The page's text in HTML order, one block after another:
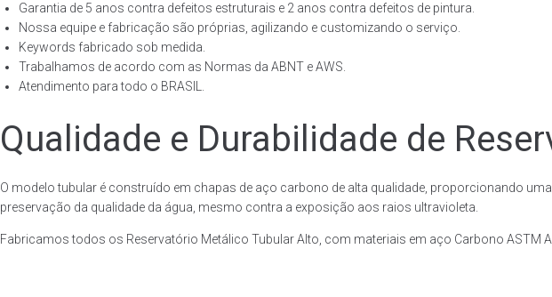
Garantia de 5 anos contra defeitos estruturais e 2 anos contra defeitos de pintura.
Nossa equipe e fabricação são próprias, agilizando e customizando o serviço.
Keywords fabricado sob medida.
Trabalhamos de acordo com as Normas da ABNT e AWS.
Atendimento para todo o BRASIL.
Qualidade e Durabilidade de
O modelo tubular é construído em chapas de aço carbono de alta qualidade, proporcionando
preservação da qualidade da água, mesmo contra a exposição aos raios ultravioleta.
Fabricamos todos os Reservatório Metálico Tubular Alto, com materiais em aço Carbono ASTM